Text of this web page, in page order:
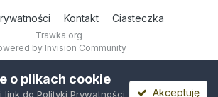
Kontakt Ciasteczka
Trawka.org
by Invision Community
o plikach cookie
link do Polityki Prywatności Akceptuję